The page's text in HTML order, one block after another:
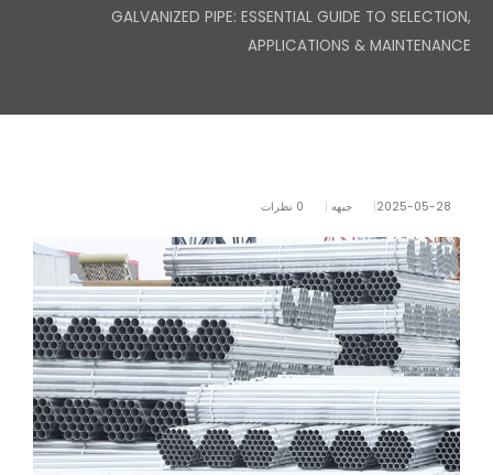
GALVANIZED PIPE: ESSENTIAL GUIDE TO SELECTION,
APPLICATIONS & MAINTENANCE
2025-05-28 جبهه 0 نظرات